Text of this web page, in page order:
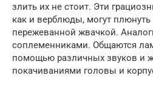
злить их не стоит. Эти
как и верблюды, могут
пережеванной жвачкой.
соплеменниками. Общаются
помощью различных звуков и
покачиваниями головы и